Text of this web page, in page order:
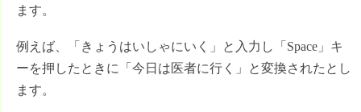
ます。
例えば、「きょうはいしゃにいく」と入力し「Space」キ
ーを押したときに「今日は医者に行く」と変換されたとし
ます。